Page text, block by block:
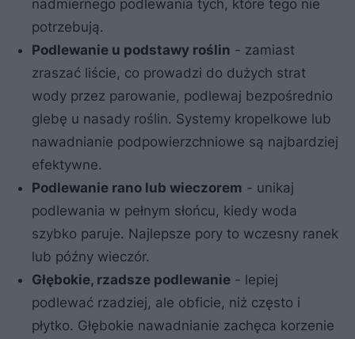
nadmiernego podlewania tych, które tego nie
potrzebują.
Podlewanie u podstawy roślin - zamiast
zraszać liście, co prowadzi do dużych strat
wody przez parowanie, podlewaj bezpośrednio
glebę u nasady roślin. Systemy kropelkowe lub
nawadnianie podpowierzchniowe są najbardziej
efektywne.
Podlewanie rano lub wieczorem - unikaj
podlewania w pełnym słońcu, kiedy woda
szybko paruje. Najlepsze pory to wczesny ranek
lub późny wieczór.
Głębokie, rzadsze podlewanie - lepiej
podlewać rzadziej, ale obficie, niż często i
płytko. Głębokie nawadnianie zachęca korzenie